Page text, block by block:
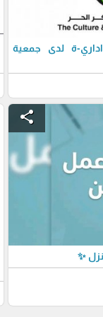
ة لدى جمعية
share
✨